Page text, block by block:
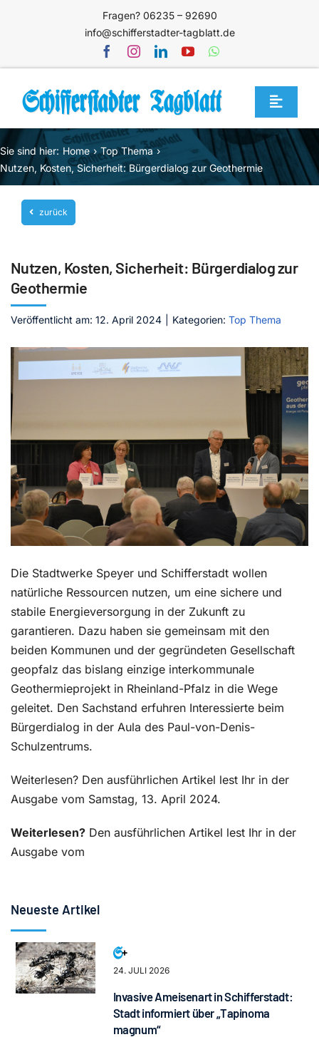
Fragen? 06235 – 92690
info@schifferstadter-tagblatt.de
Toggle
Home
Themen
Blog
Unternehmen
Mediathek
Jetzt abonnieren
Sie sind hier: Home
Top Thema
Nutzen, Kosten, Sicherheit: Bürgerdialog zur Geothermie
zurück
Nutzen, Kosten, Sicherheit: Bürgerdialog zur
Geothermie
Veröffentlicht am: 12. April 2024 Kategorien: Top Thema
Die Stadtwerke Speyer und Schifferstadt wollen
natürliche Ressourcen nutzen, um eine sichere und
stabile Energieversorgung in der Zukunft zu
garantieren. Dazu haben sie gemeinsam mit den
beiden Kommunen und der gegründeten Gesellschaft
geopfalz das bislang einzige interkommunale
Geothermieprojekt in Rheinland-Pfalz in die Wege
geleitet. Den Sachstand erfuhren Interessierte beim
Bürgerdialog in der Aula des Paul-von-Denis-
Schulzentrums.
Weiterlesen? Den ausführlichen Artikel lest Ihr in der
Ausgabe vom Samstag, 13. April 2024.
Weiterlesen? Den ausführlichen Artikel lest Ihr in der
Ausgabe vom
Neueste Artikel
24. JULI 2026
Invasive Ameisenart in Schifferstadt:
Stadt informiert über „Tapinoma
magnum“